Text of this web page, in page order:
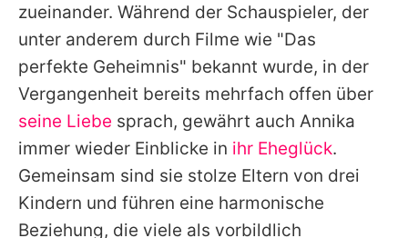
zueinander. Während der Schauspieler, der
unter anderem durch Filme wie "Das
perfekte Geheimnis" bekannt wurde, in der
Vergangenheit bereits mehrfach offen über
seine Liebe sprach, gewährt auch Annika
immer wieder Einblicke in ihr Eheglück.
Gemeinsam sind sie stolze Eltern von drei
Kindern und führen eine harmonische
Beziehung, die viele als vorbildlich